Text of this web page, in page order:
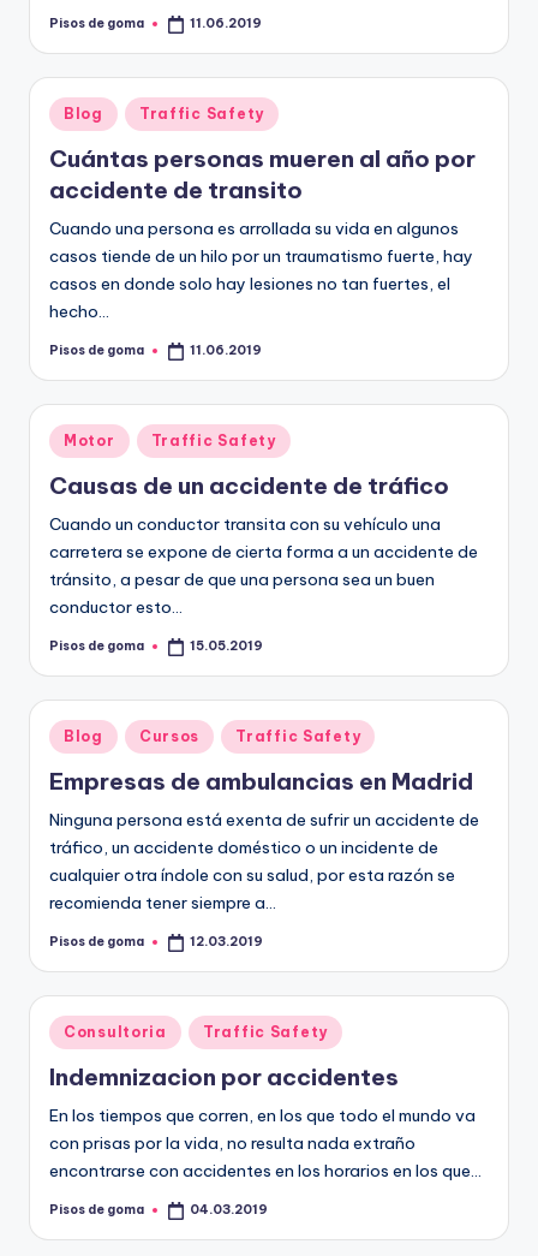
Publicado
Pisos de goma 11.06.2019
Publicado
en
Blog Traffic Safety
Cuántas personas mueren al año por
accidente de transito
Cuando una persona es arrollada su vida en algunos
casos tiende de un hilo por un traumatismo fuerte, hay
casos en donde solo hay lesiones no tan fuertes, el
hecho…
Publicado
Pisos de goma 11.06.2019
Publicado
en
Motor Traffic Safety
Causas de un accidente de tráfico
Cuando un conductor transita con su vehículo una
carretera se expone de cierta forma a un accidente de
tránsito, a pesar de que una persona sea un buen
conductor esto…
Publicado
Pisos de goma 15.05.2019
Publicado
en
Blog Cursos Traffic Safety
Empresas de ambulancias en Madrid
Ninguna persona está exenta de sufrir un accidente de
tráfico, un accidente doméstico o un incidente de
cualquier otra índole con su salud, por esta razón se
recomienda tener siempre a…
Publicado
Pisos de goma 12.03.2019
Publicado
en
Consultoria Traffic Safety
Indemnizacion por accidentes
En los tiempos que corren, en los que todo el mundo va
con prisas por la vida, no resulta nada extraño
encontrarse con accidentes en los horarios en los que…
Publicado
Pisos de goma 04.03.2019